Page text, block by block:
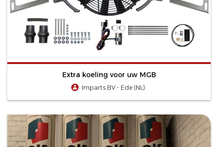
Extra koeling voor uw MGB
Imparts BV - Ede (NL)